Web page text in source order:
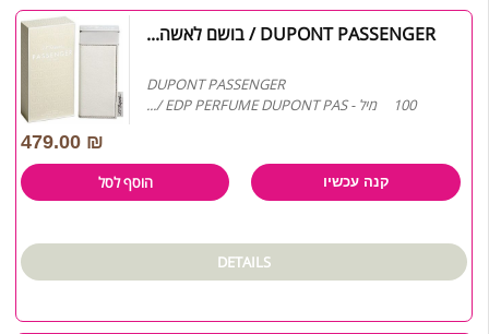
DUPONT PASSENGER / בושם לאשה...
DUPONT PASSENGER
100 מיל - EDP PERFUME DUPONT PAS /...
479.00 ₪
הוסף לסל קנה עכשיו
DETAILS